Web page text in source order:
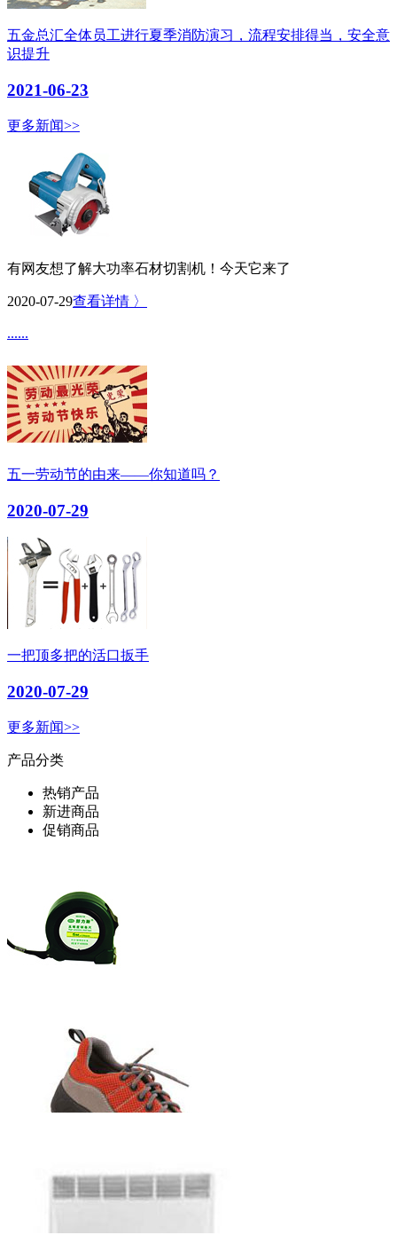
五金总汇全体员工进行夏季消防演习，流程安排得当，安全意
识提升
2021-06-23
更多新闻>>
有网友想了解大功率石材切割机！今天它来了
2020-07-29查看详情 〉
......
五一劳动节的由来——你知道吗？
2020-07-29
一把顶多把的活口扳手
2020-07-29
更多新闻>>
产品分类
热销产品
新进商品
促销商品